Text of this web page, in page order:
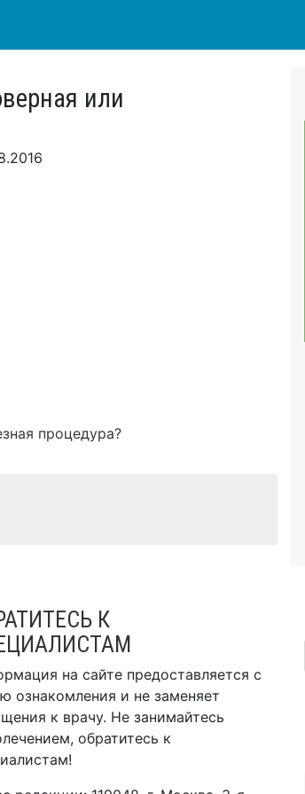
или
процедура?
К
на сайте предоставляется с
ознакомления и не заменяет
к врачу. Не занимайтесь
обратитесь к